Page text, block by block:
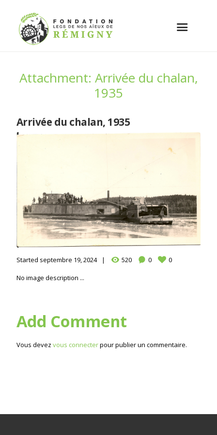
Attachment: Arrivée du chalan,
1935
Arrivée du chalan, 1935
Started septembre 19, 2024 520 0 0
No image description ...
Add Comment
Vous devez vous connecterpour publier un commentaire.